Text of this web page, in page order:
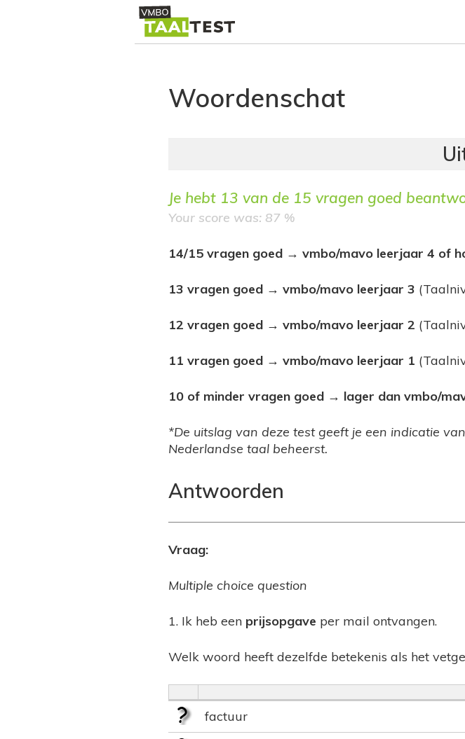
Woordenschat
Je hebt 13 van de 15 vragen goed
Your score was: 87 %
14/15 vragen goed → vmbo/mavo leerjaar 4 of
13 vragen goed → vmbo/mavo leerjaar 3
12 vragen goed → vmbo/mavo leerjaar 2
11 vragen goed → vmbo/mavo leerjaar 1
10 of minder vragen goed → lager dan vmbo/
*De uitslag van deze test geeft je een indicatie
Nederlandse taal beheerst.
Antwoorden
Vraag:
Multiple choice question
1. Ik heb een prijsopgave per mail ontvangen.
Welk woord heeft dezelfde betekenis als het
factuur